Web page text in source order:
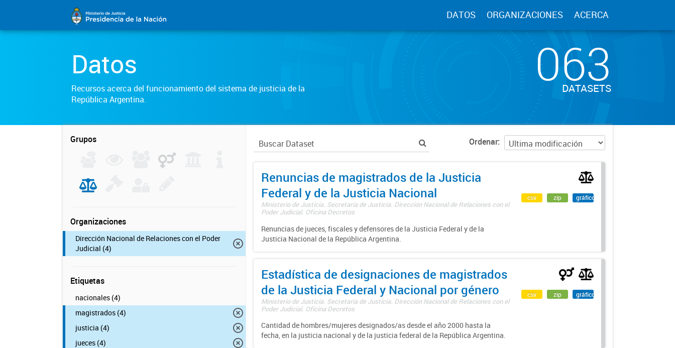
DATOS ORGANIZACIONES ACERCA
Datos
Recursos acerca del funcionamiento del sistema de justicia de la
República Argentina.
063
DATASETS
Grupos
Organizaciones
Dirección Nacional de Relaciones con el Poder
Judicial (4)
Etiquetas
nacionales (4)
magistrados (4)
justicia (4)
jueces (4)
Ordenar
Renuncias de magistrados de la Justicia
Federal y de la Justicia Nacional
Ministerio de Justicia. Secretaría de Justicia. Dirección Nacional de Relaciones con el
Poder Judicial. Oficina Decretos
Renuncias de jueces, fiscales y defensores de la Justicia Federal y de la
Justicia Nacional de la República Argentina.
csv zip gráfico
Estadística de designaciones de magistrados
de la Justicia Federal y Nacional por género
Ministerio de Justicia. Secretaría de Justicia. Dirección Nacional de Relaciones con el
Poder Judicial. Oficina Decretos
Cantidad de hombres/mujeres designados/as desde el año 2000 hasta la
fecha, en la justicia nacional y de la justicia federal de la República Argentina.
csv zip gráfico